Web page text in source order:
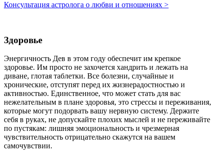
Консультация астролога о любви и отношениях >
Здоровье
Энергичность Дев в этом году обеспечит им крепкое
здоровье. Им просто не захочется хандрить и лежать на
диване, глотая таблетки. Все болезни, случайные и
хронические, отступят перед их жизнерадостностью и
активностью. Единственное, что может стать для вас
нежелательным в плане здоровья, это стрессы и переживания,
которые могут подорвать вашу нервную систему. Держите
себя в руках, не допускайте плохих мыслей и не переживайте
по пустякам: лишняя эмоциональность и чрезмерная
чувствительность отрицательно скажутся на вашем
самочувствии.